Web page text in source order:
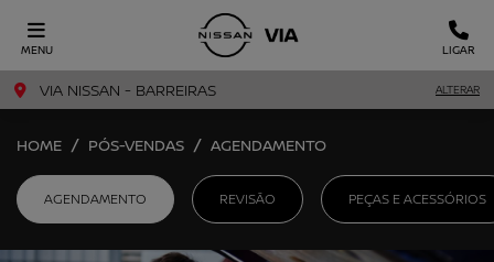
MENU LIGAR
VIA NISSAN - BARREIRAS ALTERAR
HOME PÓS-VENDAS AGENDAMENTO
AGENDAMENTO REVISÃO PEÇAS E ACESSÓRIOS